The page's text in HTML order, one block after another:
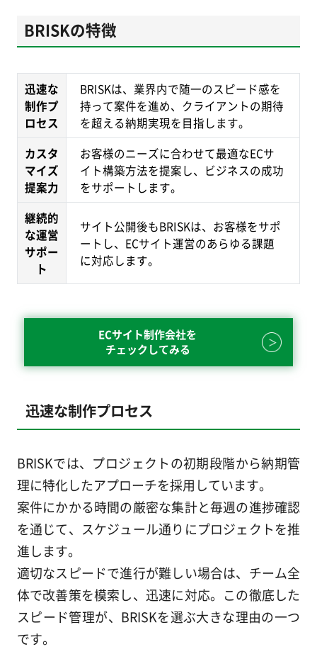
BRISKの特徴
迅速な
制作プ
ロセス
BRISKは、業界内で随一のスピード感を
持って案件を進め、クライアントの期待
を超える納期実現を目指します。
カスタ
マイズ
提案力
お客様のニーズに合わせて最適なECサ
イト構築方法を提案し、ビジネスの成功
をサポートします。
継続的
な運営
サポー
ト
サイト公開後もBRISKは、お客様をサポ
ートし、ECサイト運営のあらゆる課題
に対応します。
ECサイト制作会社を
チェックしてみる
迅速な制作プロセス
BRISKでは、プロジェクトの初期段階から納期管
理に特化したアプローチを採用しています。
案件にかかる時間の厳密な集計と毎週の進捗確認
を通じて、スケジュール通りにプロジェクトを推
進します。
適切なスピードで進行が難しい場合は、チーム全
体で改善策を模索し、迅速に対応。この徹底した
スピード管理が、BRISKを選ぶ大きな理由の一つ
です。